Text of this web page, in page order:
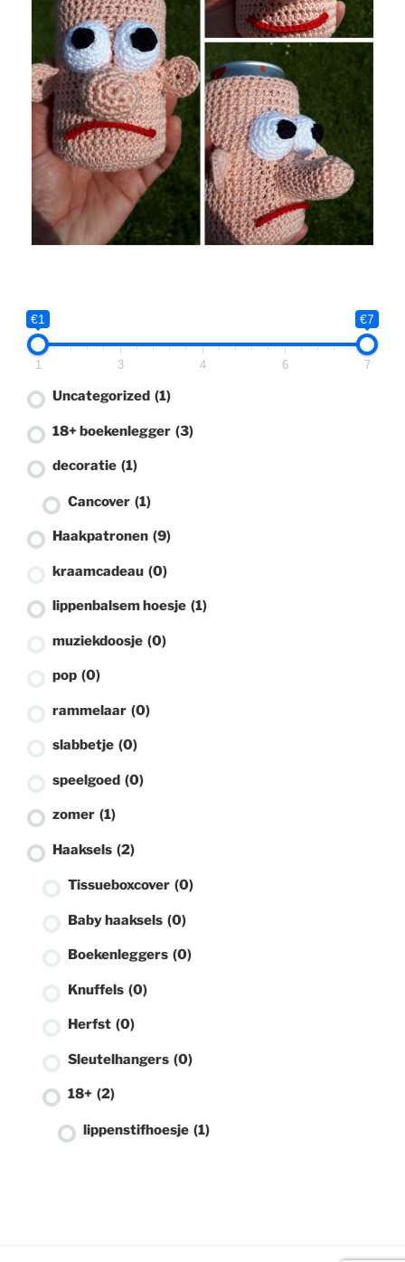
€1 €7
1 3 4 6 7
Uncategorized (1)
18+ boekenlegger (3)
decoratie (1)
Cancover (1)
Haakpatronen (9)
kraamcadeau (0)
lippenbalsem hoesje (1)
muziekdoosje (0)
pop (0)
rammelaar (0)
slabbetje (0)
speelgoed (0)
zomer (1)
Haaksels (2)
Tissueboxcover (0)
Baby haaksels (0)
Boekenleggers (0)
Knuffels (0)
Herfst (0)
Sleutelhangers (0)
18+ (2)
lippenstifhoesje (1)